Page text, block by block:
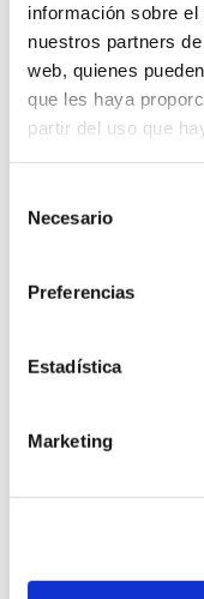
información sobre
nuestros partners
web, quienes
que les haya
partir del uso que
Necesario
Preferencias
Estadística
Marketing
Detalle
Medidas